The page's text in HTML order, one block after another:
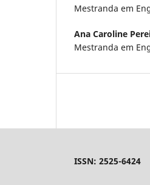
Mestranda em
Ana Caroline
Mestranda em
ISSN: 2525-6424